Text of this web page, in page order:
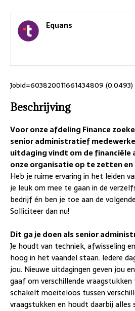
Equans
Jobid=603820011661434809 (0.0493)
Beschrijving
Voor onze afdeling Finance
senior administratief
uitdaging vindt om de
onze organisatie op te zetten
Heb je ruime ervaring in het leiden
je leuk om mee te gaan in de
bedrijf én ben je toe aan de
Solliciteer dan nu!
Dit ga je doen als senior
Je houdt van techniek, afwisseling
hoog in het vaandel staan. Iedere
jou. Nieuwe uitdagingen geven jou
gaaf om verschillende
schakelt moeiteloos tussen
vraagstukken en houdt daarbij alles